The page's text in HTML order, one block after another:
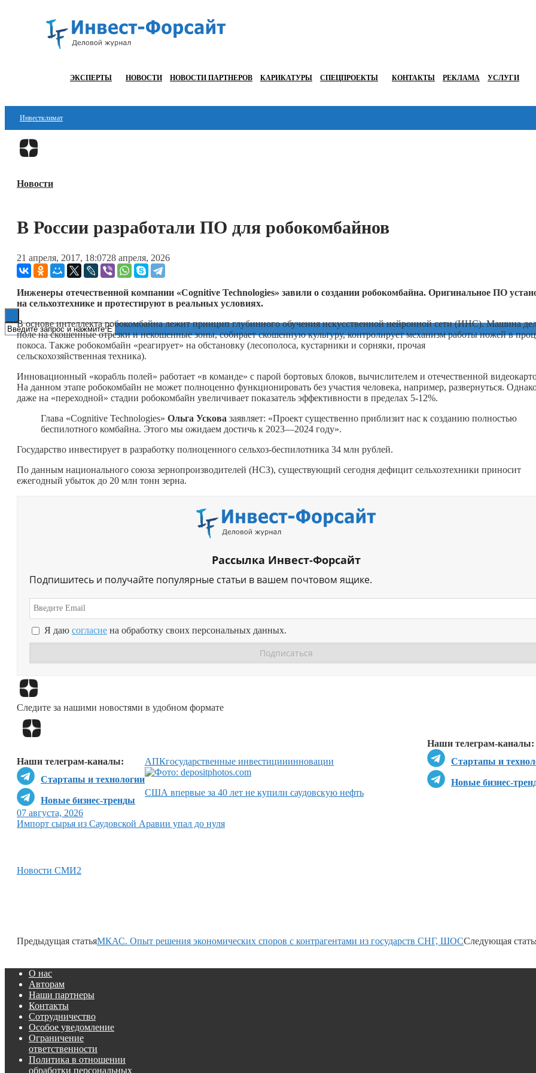
ЭКСПЕРТЫ НОВОСТИ НОВОСТИ ПАРТНЕРОВ КАРИКАТУРЫ СПЕЦПРОЕКТЫ КОНТАКТЫ РЕКЛАМА УСЛУГИ
Инвестклимат
Финансы
Блокчейн
ESG
Новости
В России разработали ПО для робокомбайнов
21 апреля, 2017, 18:0728 апреля, 2026
Инженеры отечественной компании «Cognitive Technologies» завили о создании робокомбайна. Оригинальное ПО
на сельхозтехнике и протестируют в реальных условиях.
В основе интеллекта робокомбайна лежит принцип глубинного обучения искусственной нейронной сети (ИНС). Машина
поле на скошенные отрезки и некошенные зоны, собирает скошенную культуру, контролирует механизм работы ножей в
покоса. Также робокомбайн «реагирует» на обстановку (лесополоса, кустарники и сорняки, прочая
сельскохозяйственная техника).
Инновационный «корабль полей» работает «в команде» с парой бортовых блоков, вычислителем и отечественной
На данном этапе робокомбайн не может полноценно функционировать без участия человека, например, развернуться.
даже на «переходной» стадии робокомбайн увеличивает показатель эффективности в пределах 5-12%.
Глава «Cognitive Technologies» Ольга Ускова заявляет: «Проект существенно приблизит нас к созданию полностью
беспилотного комбайна. Этого мы ожидаем достичь к 2023—2024 году».
Государство инвестирует в разработку полноценного сельхоз-беспилотника 34 млн рублей.
По данным национального союза зернопроизводителей (НСЗ), существующий сегодня дефицит сельхозтехники приносит
ежегодный убыток до 20 млн тонн зерна.
Рассылка Инвест-Форсайт
Подпишитесь и получайте популярные статьи в вашем почтовом ящике.
Я даю согласие на обработку своих персональных данных.
Следите за нашими новостями в удобном формате
Наши телеграм-каналы:
Стартапы и
Новые бизнес-
Наши телеграм-каналы:
Стартапы и технологии
Новые бизнес-тренды
АПКгосударственные инвестицииинновации
США впервые за 40 лет не купили саудовскую нефть
07 августа, 2026
Импорт сырья из Саудовской Аравии упал до нуля
Новости СМИ2
Предыдущая статьяМКАС. Опыт решения экономических споров с контрагентами из государств СНГ, ШОССледующая
О нас
Авторам
Наши партнеры
Контакты
Сотрудничество
Особое уведомление
Ограничение
ответственности
Политика в отношении
обработки персональных